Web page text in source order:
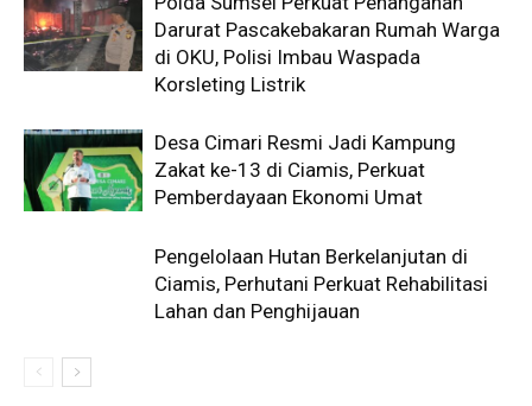
Darurat Pascakebakaran Rumah Warga
di OKU, Polisi Imbau Waspada
Korsleting Listrik
Desa Cimari Resmi Jadi Kampung
Zakat ke-13 di Ciamis, Perkuat
Pemberdayaan Ekonomi Umat
Pengelolaan Hutan Berkelanjutan di
Ciamis, Perhutani Perkuat Rehabilitasi
Lahan dan Penghijauan